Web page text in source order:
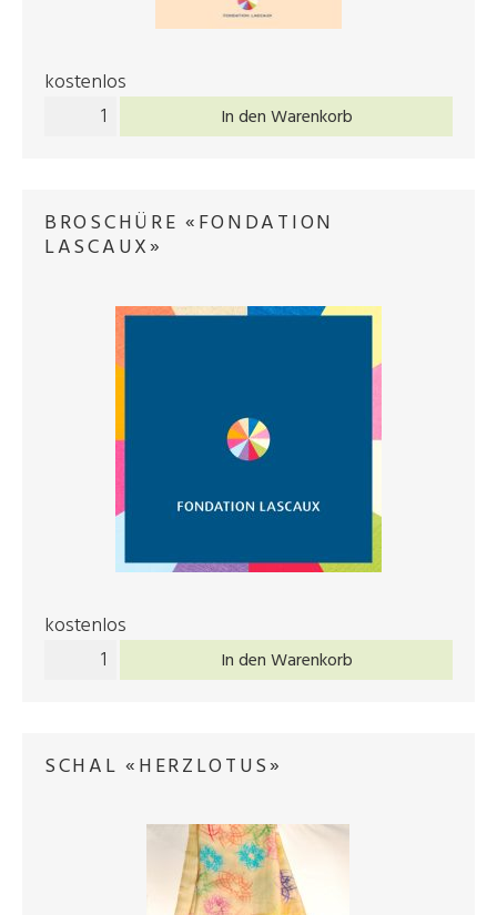
kostenlos
In den Warenkorb
BROSCHÜRE «FONDATION
LASCAUX»
kostenlos
In den Warenkorb
SCHAL «HERZLOTUS»